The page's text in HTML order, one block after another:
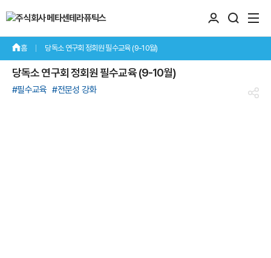
당독소 연구회 정회원 필수교육 (9-10월)
당독소 연구회 정회원 필수교육 (9-10월)
#필수교육 #전문성 강화